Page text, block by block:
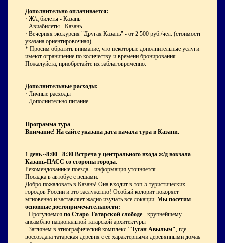
Дополнительно оплачивается:
· Ж/д билеты - Казань
· Авиабилеты - Казань
· Вечерняя экскурсия "Другая Казань" - от 2 500 руб./чел. (стоимость
указана ориентировочная)
* Просим обратить внимание, что некоторые дополнительные услуги
имеют ограничение по количеству и времени бронирования.
Пожалуйста, приобретайте их заблаговременно.
Дополнительные расходы:
· Личные расходы
· Дополнительно питание
Программа тура
Внимание! На сайте указана дата начала тура в Казани.
1 день ~8:00 - 8:30 Встреча у центрального входа ж/д вокзала
Казань-ПАСС со стороны города.
Рекомендованные поезда – информация уточняется.
Посадка в автобус с вещами.
Добро пожаловать в Казань! Она входит в топ-5 туристических
городов России и это заслуженно! Особый колорит покоряет
мгновенно и заставляет жадно изучать все локации. Мы посетим
основные достопримечательности:
· Прогуляемся по Старо-Татарской слободе - крупнейшему
ансамблю национальной татарской архитектуры
· Заглянем в этнографический комплекс "Туган Авылым", где
воссоздана татарская деревня с её характерными деревянными домами